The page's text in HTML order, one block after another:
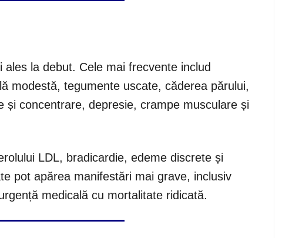
la debut. Cele mai frecvente includ
modestă, tegumente uscate, căderea părului,
concentrare, depresie, crampe musculare și
LDL, bradicardie, edeme discrete și
pot apărea manifestări mai grave, inclusiv
medicală cu mortalitate ridicată.